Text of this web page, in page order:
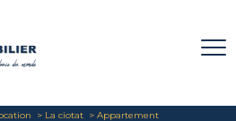
La ciotat Appartement